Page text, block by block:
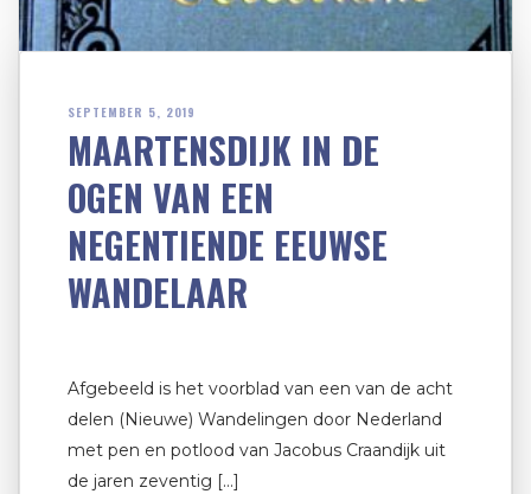
SEPTEMBER 5, 2019
MAARTENSDIJK IN DE
OGEN VAN EEN
NEGENTIENDE EEUWSE
WANDELAAR
Afgebeeld is het voorblad van een van de acht
delen (Nieuwe) Wandelingen door Nederland
met pen en potlood van Jacobus Craandijk uit
de jaren zeventig […]